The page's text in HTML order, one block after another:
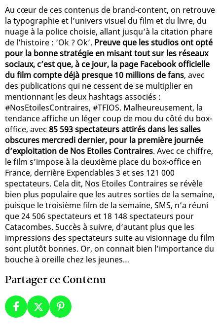
Au cœur de ces contenus de brand-content, on retrouve
la typographie et l’univers visuel du film et du livre, du
nuage à la police choisie, allant jusqu’à la citation phare
de l’histoire : ‘Ok ? Ok’. Preuve que les studios ont opté
pour la bonne stratégie en misant tout sur les réseaux
sociaux, c’est que, à ce jour, la page Facebook officielle
du film compte déjà presque 10 millions de fans, avec
des publications qui ne cessent de se multiplier en
mentionnant les deux hashtags associés :
#NosEtoilesContraires, #TFIOS. Malheureusement, la
tendance affiche un léger coup de mou du côté du box-
office, avec 85 593 spectateurs attirés dans les salles
obscures mercredi dernier, pour la première journée
d’exploitation de Nos Etoiles Contraires. Avec ce chiffre,
le film s’impose à la deuxième place du box-office en
France, derrière Expendables 3 et ses 121 000
spectateurs. Cela dit, Nos Etoiles Contraires se révèle
bien plus populaire que les autres sorties de la semaine,
puisque le troisième film de la semaine, SMS, n’a réuni
que 24 506 spectateurs et 18 148 spectateurs pour
Catacombes. Succès à suivre, d’autant plus que les
impressions des spectateurs suite au visionnage du film
sont plutôt bonnes. Or, on connait bien l’importance du
bouche à oreille chez les jeunes…
Partager ce Contenu